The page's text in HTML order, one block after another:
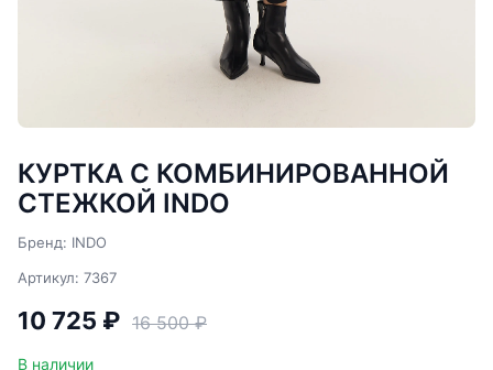
КУРТКА С КОМБИНИРОВАННОЙ
СТЕЖКОЙ INDO
Бренд: INDO
Артикул: 7367
10 725 ₽ 16 500 ₽
В наличии